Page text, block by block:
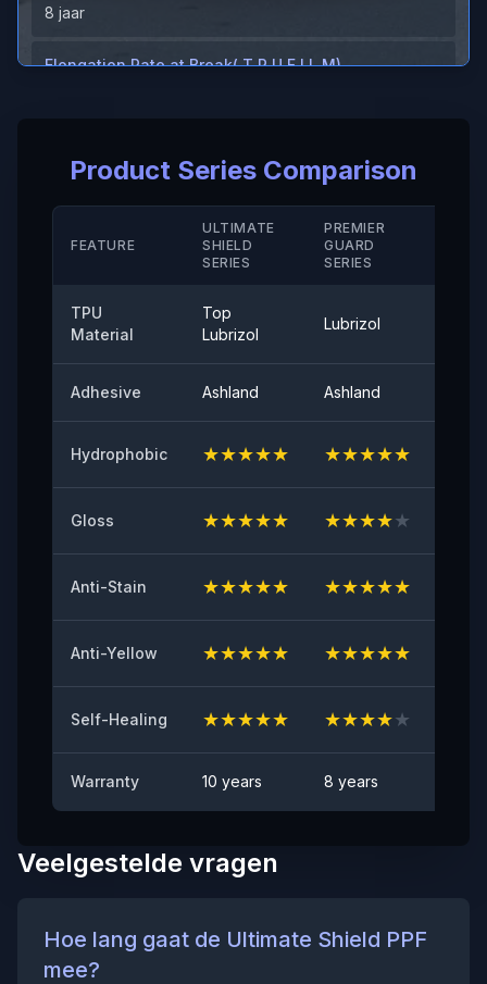
8 jaar
Elongation Rate at Break( T P U F I L M)
＞280（%）
Temperatuurbestendigheid
-40°-120°
≤0,35（N/25mm）
Initial Adhesive
≤2
Anti-stain
Geen zichtbare vlek
Product Series Comparison
FEATURE
ULTIMATE
SHIELD
SERIES
PREMIER
GUARD
SERIES
TPU
Material
Top
Lubrizol
Lubrizol
Adhesive Ashland Ashland
Hydrophobic ★★★★★ ★★★★★
Gloss ★★★★★ ★★★★★
Anti-Stain ★★★★★ ★★★★★
Anti-Yellow ★★★★★ ★★★★★
Self-Healing ★★★★★ ★★★★★
Warranty 10 years 8 years
Veelgestelde vragen
Hoe lang gaat de Ultimate Shield PPF
mee?